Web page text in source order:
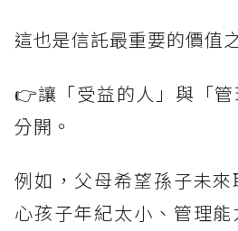
這也是信託最重要的價值
👉讓「受益的人」與「
分開。
例如，父母希望孫子未
心孩子年紀太小、管理